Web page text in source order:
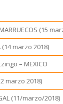
(15
(14 marzo 2018)
– MEXICO
marzo 2018)
(11/marzo/2018)